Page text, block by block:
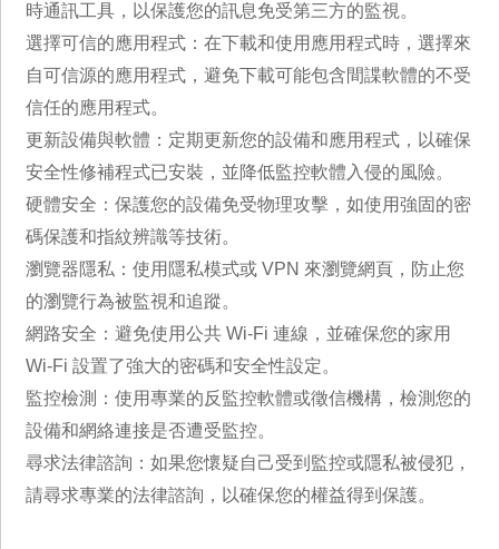
時通訊工具，以保護您的訊息免受第三方的監視。
選擇可信的應用程式：在下載和使用應用程式時，選擇來
自可信源的應用程式，避免下載可能包含間諜軟體的不受
信任的應用程式。
更新設備與軟體：定期更新您的設備和應用程式，以確保
安全性修補程式已安裝，並降低監控軟體入侵的風險。
硬體安全：保護您的設備免受物理攻擊，如使用強固的密
碼保護和指紋辨識等技術。
瀏覽器隱私：使用隱私模式或 VPN 來瀏覽網頁，防止您
的瀏覽行為被監視和追蹤。
網路安全：避免使用公共 Wi-Fi 連線，並確保您的家用
Wi-Fi 設置了強大的密碼和安全性設定。
監控檢測：使用專業的反監控軟體或徵信機構，檢測您的
設備和網絡連接是否遭受監控。
尋求法律諮詢：如果您懷疑自己受到監控或隱私被侵犯，
請尋求專業的法律諮詢，以確保您的權益得到保護。